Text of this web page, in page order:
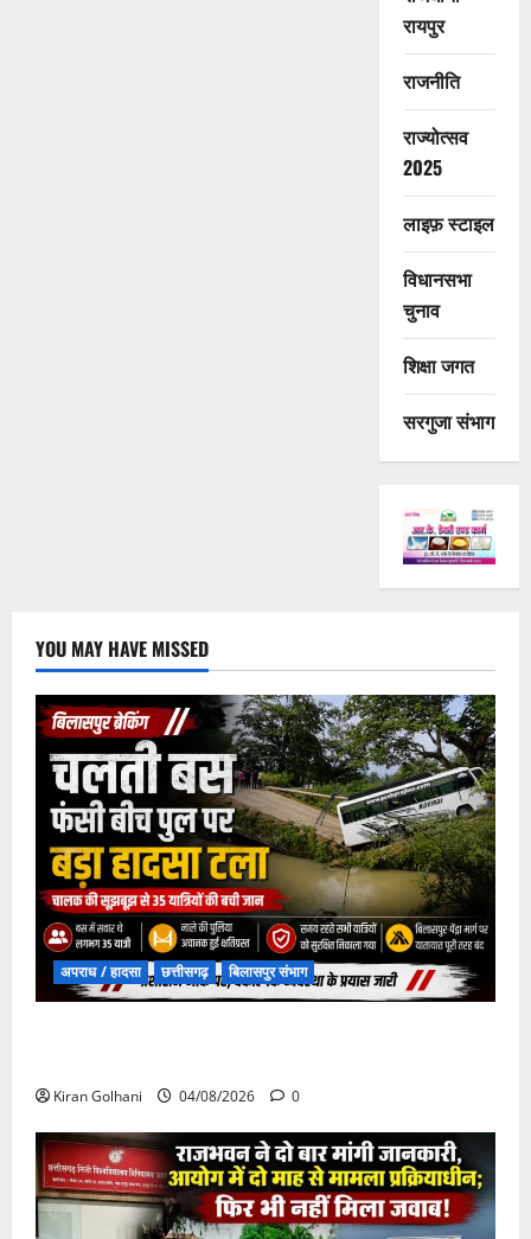
रायपुर
राजनीति
राज्योत्सव
2025
लाइफ़ स्टाइल
विधानसभा
चुनाव
शिक्षा जगत
सरगुजा संभाग
YOU MAY HAVE MISSED
अपराध / हादसा छत्तीसगढ़ बिलासपुर संभाग
Kiran Golhani 04/08/2026 0